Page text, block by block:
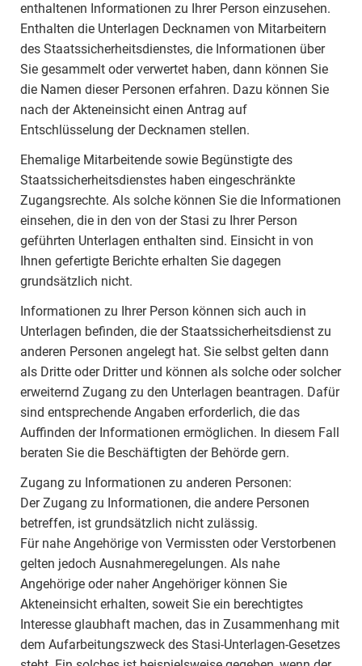
enthaltenen Informationen zu Ihrer Person einzusehen.
Enthalten die Unterlagen Decknamen von Mitarbeitern
des Staatssicherheitsdienstes, die Informationen über
Sie gesammelt oder verwertet haben, dann können Sie
die Namen dieser Personen erfahren. Dazu können Sie
nach der Akteneinsicht einen Antrag auf
Entschlüsselung der Decknamen stellen.
Ehemalige Mitarbeitende sowie Begünstigte des
Staatssicherheitsdienstes haben eingeschränkte
Zugangsrechte. Als solche können Sie die Informationen
einsehen, die in den von der Stasi zu Ihrer Person
geführten Unterlagen enthalten sind. Einsicht in von
Ihnen gefertigte Berichte erhalten Sie dagegen
grundsätzlich nicht.
Informationen zu Ihrer Person können sich auch in
Unterlagen befinden, die der Staatssicherheitsdienst zu
anderen Personen angelegt hat. Sie selbst gelten dann
als Dritte oder Dritter und können als solche oder solcher
erweiternd Zugang zu den Unterlagen beantragen. Dafür
sind entsprechende Angaben erforderlich, die das
Auffinden der Informationen ermöglichen. In diesem Fall
beraten Sie die Beschäftigten der Behörde gern.
Zugang zu Informationen zu anderen Personen:
Der Zugang zu Informationen, die andere Personen
betreffen, ist grundsätzlich nicht zulässig.
Für nahe Angehörige von Vermissten oder Verstorbenen
gelten jedoch Ausnahmeregelungen. Als nahe
Angehörige oder naher Angehöriger können Sie
Akteneinsicht erhalten, soweit Sie ein berechtigtes
Interesse glaubhaft machen, das in Zusammenhang mit
dem Aufarbeitungszweck des Stasi-Unterlagen-Gesetzes